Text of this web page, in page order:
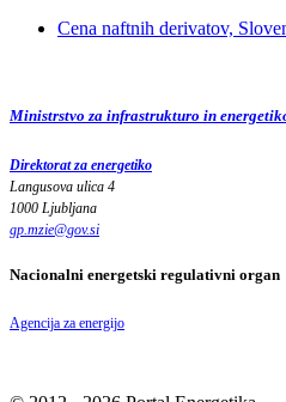
Cena naftnih derivatov,
Ministrstvo za infrastrukturo in
Direktorat za energetiko
Langusova ulica 4
1000 Ljubljana
gp.mzie@gov.si
Nacionalni energetski regulativni organ
Agencija za energijo